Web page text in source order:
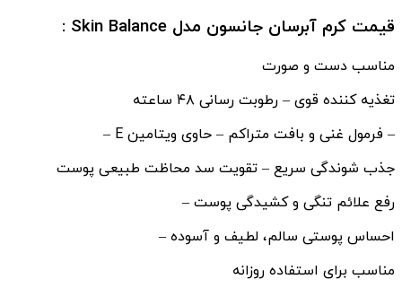
قیمت کرم آبرسان جانسون مدل Skin Balance :
مناسب دست و صورت
تغذیه کننده قوی – رطوبت رسانی ۴۸ ساعته
– فرمول غنی و بافت متراکم – حاوی ویتامین E –
جذب شوندگی سریع – تقویت سد محاظت طبیعی پوست
رفع علائم تنگی و کشیدگی پوست –
احساس پوستی سالم، لطیف و آسوده –
مناسب برای استفاده روزانه